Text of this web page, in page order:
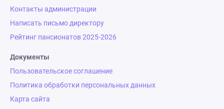
Контакты администрации
Написать письмо директору
Рейтинг пансионатов 2025-2026
Документы
Пользовательское соглашение
Политика обработки персональных данных
Карта сайта